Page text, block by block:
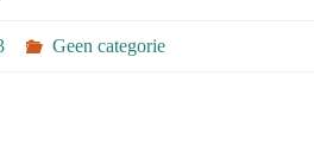
Geen categorie